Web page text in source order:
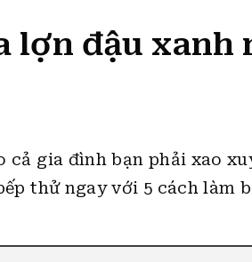
lợn đậu xanh
cả gia đình bạn phải xao
thử ngay với 5 cách làm